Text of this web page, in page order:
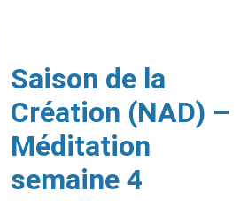
Saison de la
Création (NAD) –
Méditation
semaine 4